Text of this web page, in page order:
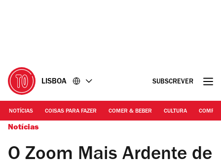
LISBOA SUBSCREVER
NOTÍCIAS COISAS PARA FAZER COMER & BEBER CULTURA
Notícias
O Zoom Mais Ardente de